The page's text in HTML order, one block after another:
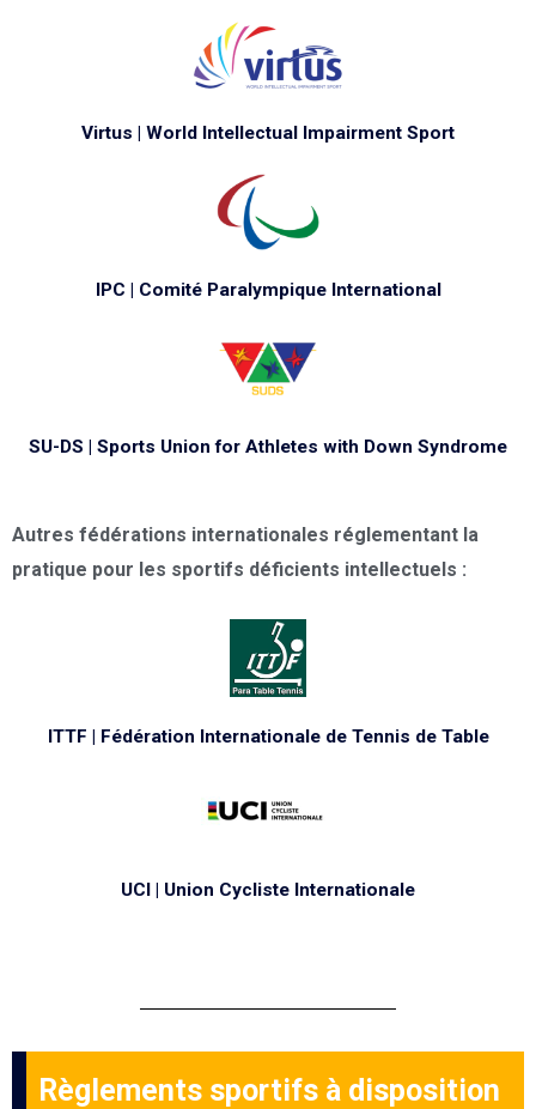
Virtus | World Intellectual Impairment Sport
IPC | Comité Paralympique International
SU-DS | Sports Union for Athletes with Down Syndrome
Autres fédérations internationales réglementant la
pratique pour les sportifs déficients intellectuels :
ITTF | Fédération Internationale de Tennis de Table
UCI | Union Cycliste Internationale
Règlements sportifs à disposition